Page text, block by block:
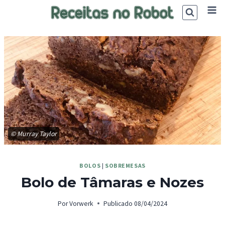
© Murray Taylor
BOLOS | SOBREMESAS
Bolo de Tâmaras e Nozes
PorVorwerk Publicado 08/04/2024